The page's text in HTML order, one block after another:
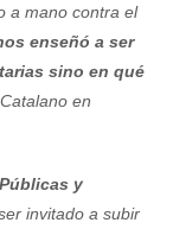
a mano contra el
enseñó a ser
sino en qué
en
y
invitado a subir